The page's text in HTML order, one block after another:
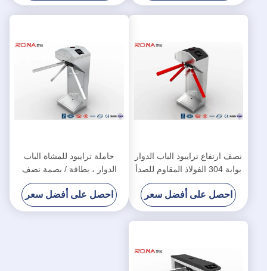
نصف ارتفاع ترايبود الباب الدوار
بوابة 304 الفولاذ المقاوم للصدأ
على حد سواء قارئ بطاقة
RFID اتجاهي
احصل على أفضل سعر
حاملة ترايبود للمشاة الباب
الدوار ، بطاقة / بصمة نصف
الطول الباب الدوار التحكم في
الوصول
احصل على أفضل سعر